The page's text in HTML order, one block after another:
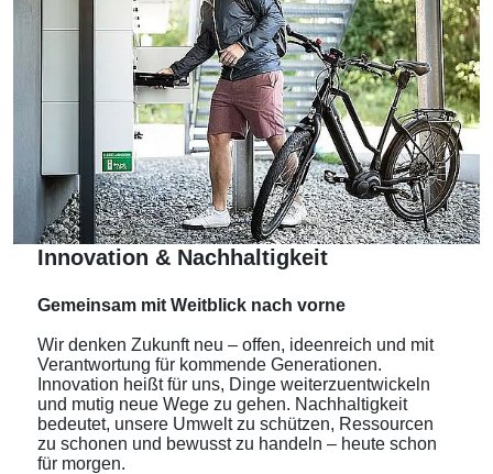
Innovation & Nachhaltigkeit
Gemeinsam mit Weitblick nach vorne
Wir denken Zukunft neu – offen, ideenreich und mit
Verantwortung für kommende Generationen.
Innovation heißt für uns, Dinge weiterzuentwickeln
und mutig neue Wege zu gehen. Nachhaltigkeit
bedeutet, unsere Umwelt zu schützen, Ressourcen
zu schonen und bewusst zu handeln – heute schon
für morgen.